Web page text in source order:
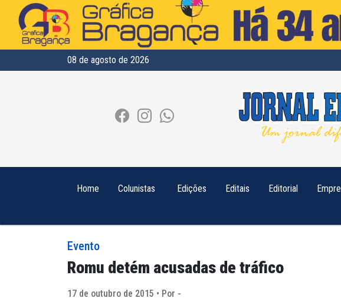
08 de agosto de 2026
Home Colunistas Edições Editais Editorial
Evento
Romu detém acusadas de tráfico
17 de outubro de 2015 • Por -